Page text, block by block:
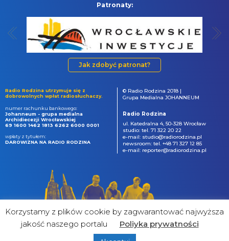
Patronaty:
Jak zdobyć patronat?
Radio Rodzina utrzymuje się z
dobrowolnych wpłat radiosłuchaczy.
numer rachunku bankowego:
Johanneum - grupa medialna
Archidiecezji Wrocławskiej
69 1600 1462 1813 6262 6000 0001
wpłaty z tytułem:
DAROWIZNA NA RADIO RODZINA
© Radio Rodzina 2018 |
Grupa Medialna JOHANNEUM
Radio Rodzina
ul. Katedralna 4, 50-328 Wrocław
studio: tel. 71 322 20 22
e-mail: studio@radiorodzina.pl
newsroom: tel. +48 71 327 12 85
e-mail: reporter@radiorodzina.pl
Korzystamy z plików cookie by zagwarantować najwyższa
jakość naszego portalu
Poliyka prywatności